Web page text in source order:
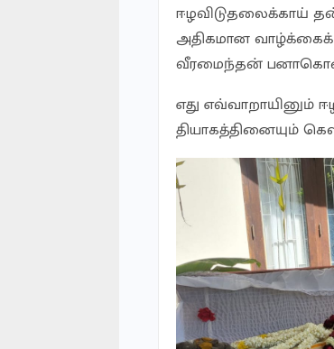
ஈழவிடுதலைக்காய்
அதிகமான
வீரமைந்தன்
எது எவ்வாறாயினும்
தியாகத்தினையும்